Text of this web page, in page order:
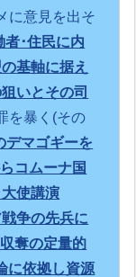
に意見を出そ
者･住民に内
基軸に据え
いとその司
を暴く(その
デマゴギーを
コムーナ国
使講演
争の先兵に
収奪の定量的
に依拠し資源